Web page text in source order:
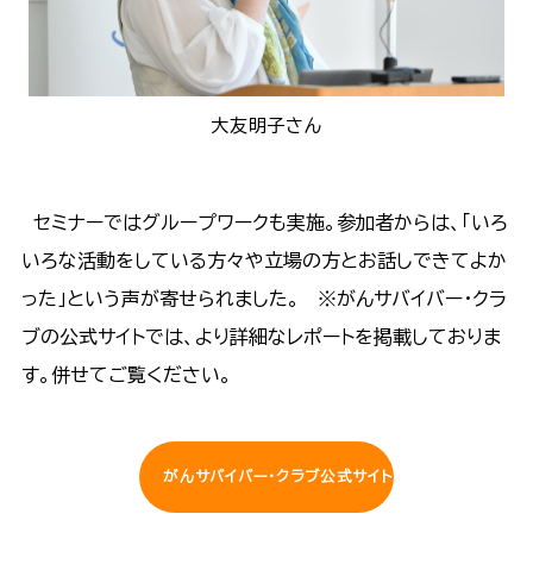
大友明子さん
セミナーではグループワークも実施。参加者からは、「いろ
いろな活動をしている方々や立場の方とお話しできてよか
った」という声が寄せられました。 ※がんサバイバー・クラ
ブの公式サイトでは、より詳細なレポートを掲載しておりま
す。併せてご覧ください。
がんサバイバー・クラブ公式サイト